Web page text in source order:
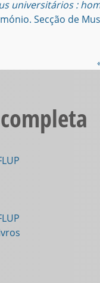
universitários :
Secção de